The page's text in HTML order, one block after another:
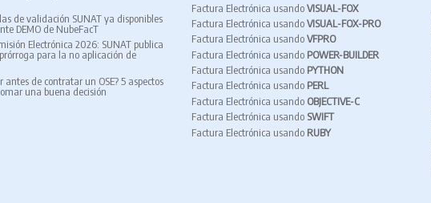
de validación SUNAT ya disponibles
DEMO de NubeFacT
Electrónica 2026: SUNAT publica
para la no aplicación de
antes de contratar un OSE? 5 aspectos
una buena decisión
Factura Electrónica usandoVISUAL-FOX
Factura Electrónica usandoVISUAL-FOX-PRO
Factura Electrónica usandoVFPRO
Factura Electrónica usando POWER-BUILDER
Factura Electrónica usando PYTHON
Factura Electrónica usando PERL
Factura Electrónica usando OBJECTIVE-C
Factura Electrónica usando SWIFT
Factura Electrónica usando RUBY